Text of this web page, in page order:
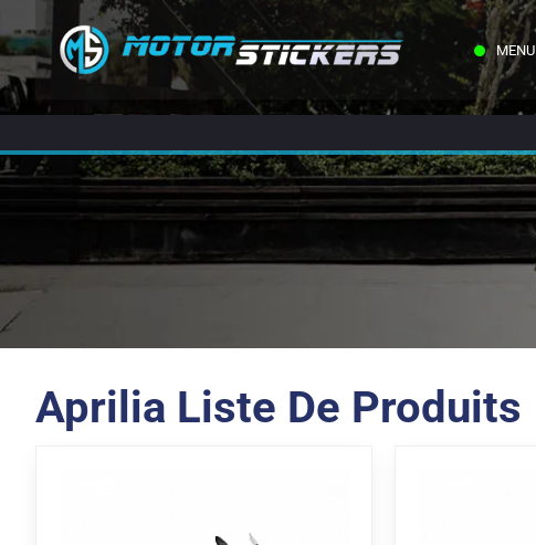
MENU
Aprilia Liste De Produits